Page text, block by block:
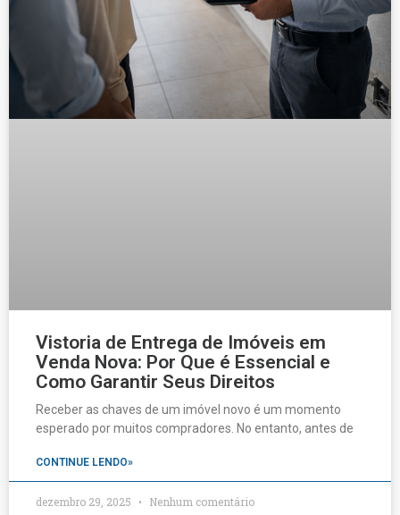
Vistoria de Entrega de Imóveis em
Venda Nova: Por Que é Essencial e
Como Garantir Seus Direitos
Receber as chaves de um imóvel novo é um momento
esperado por muitos compradores. No entanto, antes de
CONTINUE LENDO»
dezembro 29, 2025 Nenhum comentário